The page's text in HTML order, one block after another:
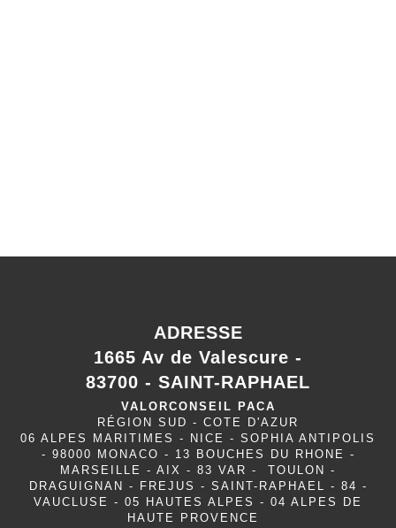
ADRESSE
1665 Av de Valescure -
83700 - SAINT-RAPHAEL
VALORCONSEIL PACA
RÉGION SUD - COTE D'AZUR
06 ALPES MARITIMES - NICE - SOPHIA ANTIPOLIS
- 98000 MONACO - 13 BOUCHES DU RHONE -
MARSEILLE - AIX - 83 VAR - TOULON -
DRAGUIGNAN - FREJUS - SAINT-RAPHAEL - 84 -
VAUCLUSE - 05 HAUTES ALPES - 04 ALPES DE
HAUTE PROVENCE